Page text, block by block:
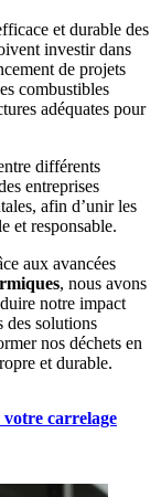
et durable des
investir dans
de projets
combustibles
adéquates pour
différents
entreprises
afin d’unir les
et responsable.
aux avancées
, nous avons
notre impact
des solutions
nos déchets en
et durable.
carrelage